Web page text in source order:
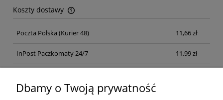
Koszty dostawy
Cena nie zawiera ewentualnych kosztów płatności
Poczta Polska (Kurier 48) 11,66 zł
InPost Paczkomaty 24/7 11,99 zł
Dbamy o Twoją prywatność